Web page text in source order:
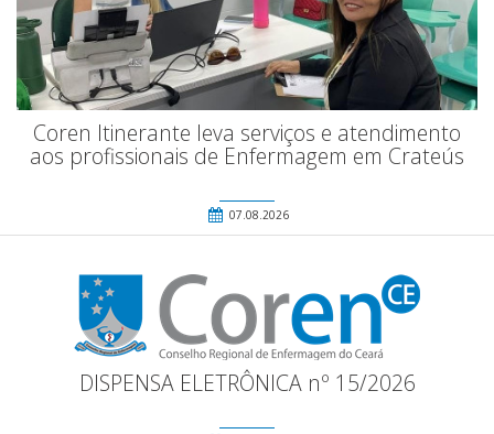
Coren Itinerante leva serviços e atendimento
aos profissionais de Enfermagem em Crateús
07.08.2026
DISPENSA ELETRÔNICA nº 15/2026